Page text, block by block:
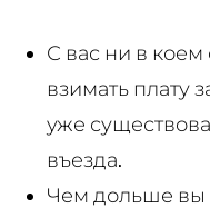
С вас ни в
взимать плату
уже
въезда.
Чем дольше вы